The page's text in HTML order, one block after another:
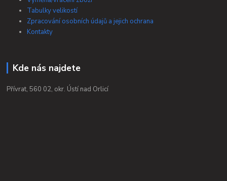
Tabulky velikostí
Zpracování osobních údajů a jejich ochrana
Kontakty
Kde nás najdete
Přívrat, 560 02, okr. Ústí nad Orlicí